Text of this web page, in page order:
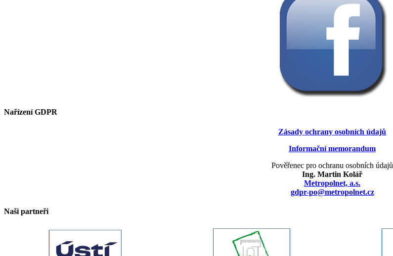
Nařízení GDPR
Zásady ochrany osobních údajů
Informační memorandum
Pověřenec pro ochranu osobních údajů
Ing. Martin Kolář
Metropolnet, a.s.
gdpr-po@metropolnet.cz
Naši partneři